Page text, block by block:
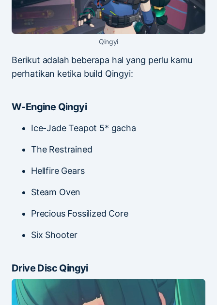
Qingyi
Berikut adalah beberapa hal yang perlu kamu
perhatikan ketika build Qingyi:
W-Engine Qingyi
Ice-Jade Teapot 5* gacha
The Restrained
Hellfire Gears
Steam Oven
Precious Fossilized Core
Six Shooter
Drive Disc Qingyi